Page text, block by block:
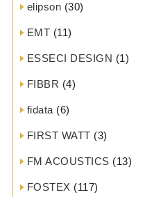
elipson (30)
EMT (11)
ESSECI DESIGN (1)
FIBBR (4)
fidata (6)
FIRST WATT (3)
FM ACOUSTICS (13)
FOSTEX (117)